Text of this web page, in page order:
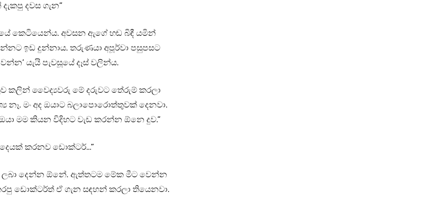
දවස ගැන”
කෙටියෙන්ය. අවසන ඇගේ හඬ බිඳී යමින්
ඉඩ දුන්නාය. තරුණයා අපූර්වා පසුපසට
යැයි පැවසූයේ දෑස් වලින්ය.
කලින් වෛද්‍යවරු මේ දරුවට තේරුම් කරලා
නෑ. මං අද ඔයාට බලාපොරොත්තුවක් දෙනවා.
මම කියන විදිහට වැඩ කරන්න ඕනෙ දුව.”
කරනව ඩොක්ටර්…”
ලබා දෙන්න ඕනේ. ඇත්තටම මේක මීට වෙන්න
ඩොක්ටර්ත් ඒ ගැන සඳහන් කරලා තියෙනවා.